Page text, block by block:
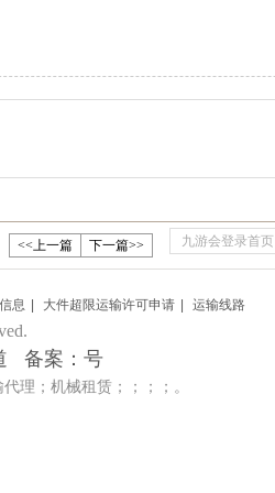
九游会登录首页
<<上一篇 下一篇>>
息 大件超限运输许可申请 运输线路
备案：号
理；机械租赁；；；；。